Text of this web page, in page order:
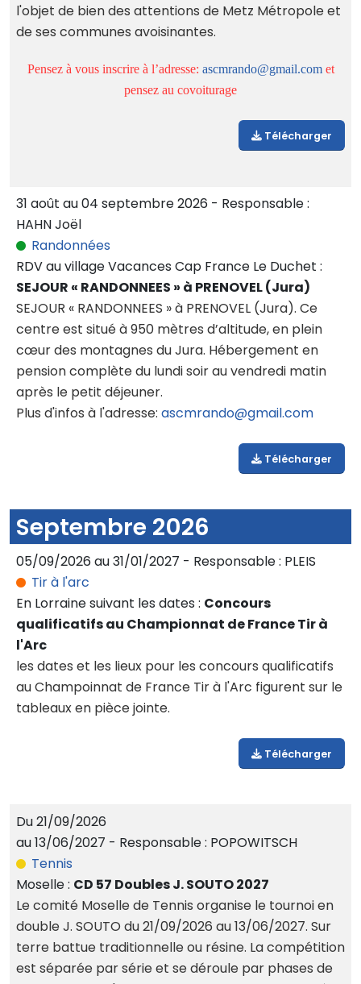
l'objet de bien des attentions de Metz Métropole et
de ses communes avoisinantes.
Pensez à vous inscrire à l’adresse: ascmrando@gmail.comet
pensez au covoiturage
Télécharger
31 août au 04 septembre 2026 - Responsable :
HAHN Joël
Randonnées
RDV au village Vacances Cap France Le Duchet :
SEJOUR « RANDONNEES » à PRENOVEL (Jura)
SEJOUR « RANDONNEES » à PRENOVEL (Jura). Ce
centre est situé à 950 mètres d’altitude, en plein
cœur des montagnes du Jura. Hébergement en
pension complète du lundi soir au vendredi matin
après le petit déjeuner.
Plus d'infos à l'adresse: ascmrando@gmail.com
Télécharger
Septembre 2026
05/09/2026 au 31/01/2027 - Responsable : PLEIS
Tir à l'arc
En Lorraine suivant les dates : Concours
qualificatifs au Championnat de France Tir à
l'Arc
les dates et les lieux pour les concours qualificatifs
au Champoinnat de France Tir à l'Arc figurent sur le
tableaux en pièce jointe.
Télécharger
Du 21/09/2026
au 13/06/2027 - Responsable : POPOWITSCH
Tennis
Moselle : CD 57 Doubles J. SOUTO 2027
Le comité Moselle de Tennis organise le tournoi en
double J. SOUTO du 21/09/2026 au 13/06/2027. Sur
terre battue traditionnelle ou résine. La compétition
est séparée par série et se déroule par phases de